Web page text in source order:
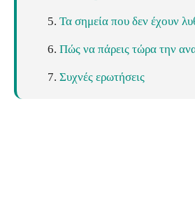
Τα σημεία που δεν έχουν
Πώς να πάρεις τώρα την
Συχνές ερωτήσεις